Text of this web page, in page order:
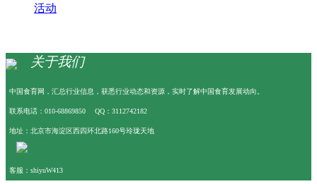
活动
关于我们
中国食育网，汇总行业信息，获悉行业动态和资源，实时了解中国食育发展动向。
联系电话：010-68869850 QQ：3112742182
地址：北京市海淀区西四环北路160号玲珑天地
客服：shiyuW413